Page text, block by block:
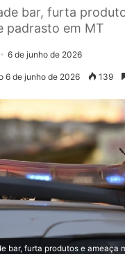
bar, furta
padrasto em MT
6 de junho de 2026
6 de junho de 2026 139
bar, furta produtos e ameaça